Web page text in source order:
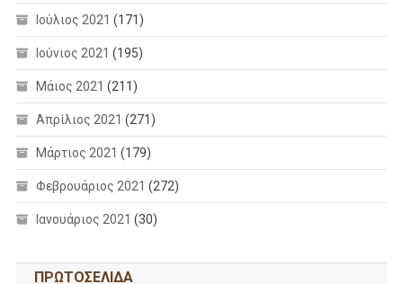
Ιούλιος 2021 (171)
Ιούνιος 2021 (195)
Μάιος 2021 (211)
Απρίλιος 2021 (271)
Μάρτιος 2021 (179)
Φεβρουάριος 2021 (272)
Ιανουάριος 2021 (30)
ΠΡΩΤΟΣΕΛΙΔΑ